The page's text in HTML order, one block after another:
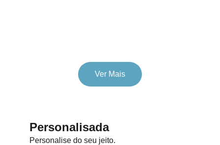
Ver Mais
Personalisada
Personalise do seu jeito.